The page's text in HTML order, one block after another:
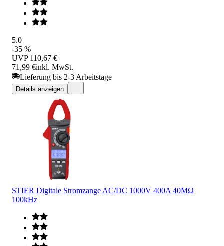
5.0
-35 %
UVP 110,67 €
71,99 €inkl. MwSt.
Lieferung bis 2-3 Arbeitstage
Details anzeigen
STIER Digitale Stromzange AC/DC 1000V 400A 40MΩ
100kHz